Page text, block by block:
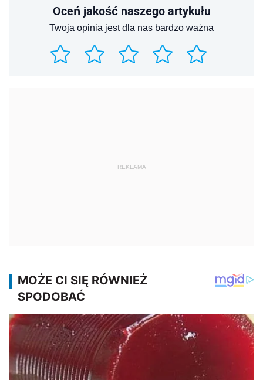
Oceń jakość naszego artykułu
Twoja opinia jest dla nas bardzo ważna
REKLAMA